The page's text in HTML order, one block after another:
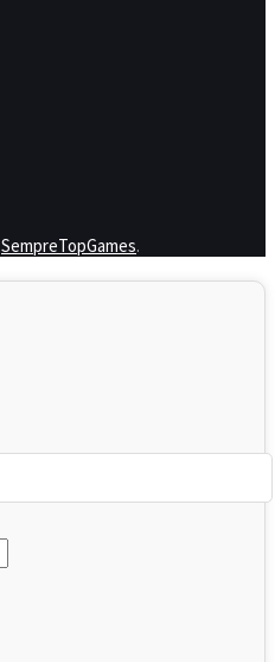
SempreTopGames.